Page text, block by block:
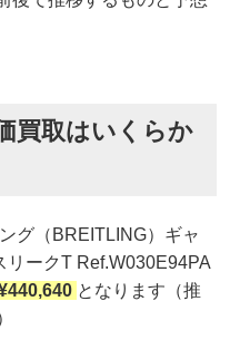
買取はいくらか
グ（BREITLING）ギャ
リークT Ref.W030E94PA
となります（推